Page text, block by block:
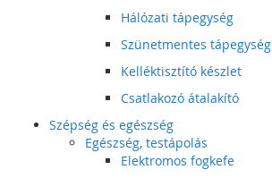
Hálózati tápegység
Szünetmentes tápegység
Kelléktisztító készlet
Csatlakozó átalakító
Szépség és egészség
Egészség, testápolás
Elektromos fogkefe